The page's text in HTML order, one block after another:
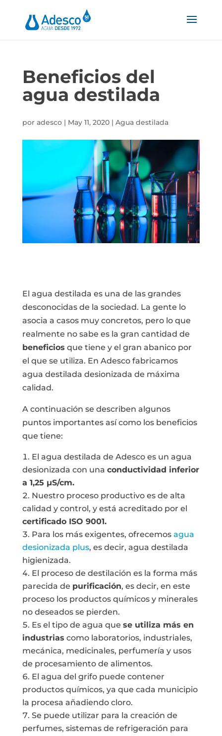
Beneficios del
agua destilada
por adesco| May 11, 2020| Agua destilada
El agua destilada es una de las grandes
desconocidas de la sociedad. La gente lo
asocia a casos muy concretos, pero lo que
realmente no sabe es la gran cantidad de
beneficios que tiene y el gran abanico por
el que se utiliza. En Adesco fabricamos
agua destilada desionizada de máxima
calidad.
A continuación se describen algunos
puntos importantes así como los beneficios
que tiene:
El agua destilada de Adesco es un agua
desionizada con una conductividad inferior
a 1,25 µS/cm.
Nuestro proceso productivo es de alta
calidad y control, y está acreditado por el
certificado ISO 9001.
Para los más exigentes, ofrecemos agua
desionizada plus, es decir, agua destilada
higienizada.
El proceso de destilación es la forma más
parecida de purificación, es decir, en este
proceso los productos químicos y minerales
no deseados se pierden.
Es el tipo de agua que se utiliza más en
industrias como laboratorios, industriales,
mecánica, medicinales, perfumería y usos
de procesamiento de alimentos.
El agua del grifo puede contener
productos químicos, ya que cada municipio
la procesa añadiendo cloro.
Se puede utilizar para la creación de
perfumes, sistemas de refrigeración para